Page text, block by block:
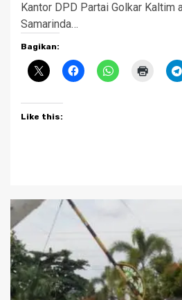
Kantor DPD Partai Golkar Kaltim
Samarinda…
Bagikan:
Like this: